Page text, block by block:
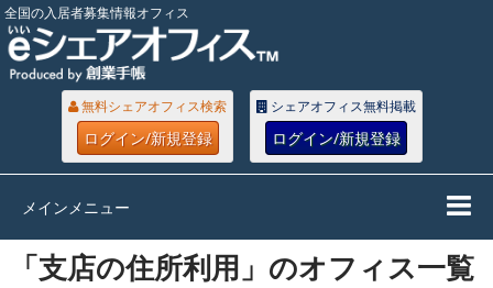
全国の入居者募集情報オフィス
無料シェアオフィス検索
ログイン/新規登録
シェアオフィス無料掲載
ログイン/新規登録
メインメニュー
「支店の住所利用」のオフィス一覧